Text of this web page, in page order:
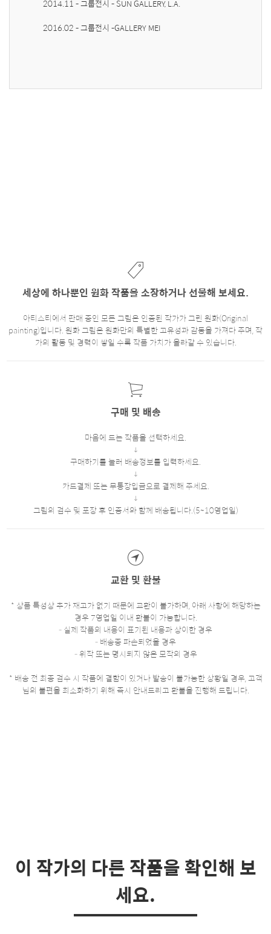
2014.11 - 그룹전시 - SUN GALLERY, L.A.
2016.02 - 그룹전시 -GALLERY MEI
세상에 하나뿐인 원화 작품을 소장하거나 선물해 보세요.
아티스티에서 판매 중인 모든 그림은 인증된 작가가 그린 원화(Original
painting)입니다. 원화 그림은 원화만의 특별한 고유성과 감동을 가져다 주며, 작
가의 활동 및 경력이 쌓일 수록 작품 가치가 올라갈 수 있습니다.
구매 및 배송
마음에 드는 작품을 선택하세요.
구매하기를 눌러 배송정보를 입력하세요.
카드결제 또는 무통장입금으로 결제해 주세요.
그림의 검수 및 포장 후 인증서와 함께 배송됩니다.(5~10영업일)
교환 및 환불
* 상품 특성상 추가 재고가 없기 때문에 교환이 불가하며, 아래 사항에 해당하는
경우 7영업일 이내 환불이 가능합니다.
- 실제 작품의 내용이 표기된 내용과 상이한 경우
- 배송중 파손되었을 경우
- 위작 또는 명시되지 않은 모작의 경우
* 배송 전 최종 검수 시 작품에 결함이 있거나 발송이 불가능한 상황일 경우, 고객
님의 불편을 최소화하기 위해 즉시 안내드리고 환불을 진행해 드립니다.
이 작가의 다른 작품을 확인해 보
세요.